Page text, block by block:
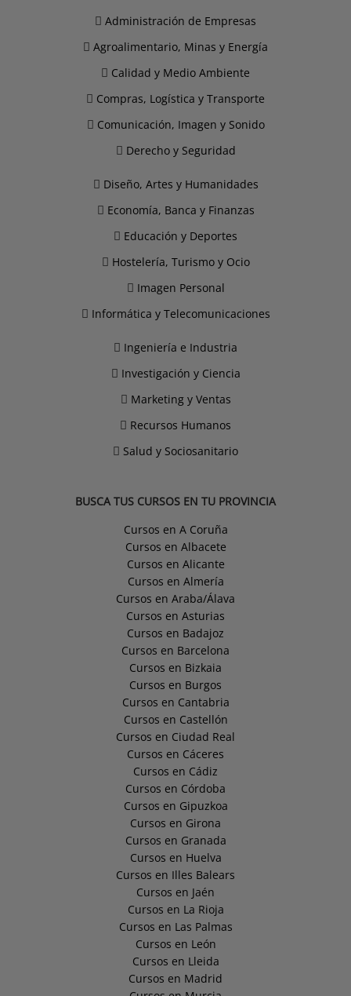
Administración de Empresas
Agroalimentario, Minas y Energía
Calidad y Medio Ambiente
Compras, Logística y Transporte
Comunicación, Imagen y Sonido
Derecho y Seguridad
Diseño, Artes y Humanidades
Economía, Banca y Finanzas
Educación y Deportes
Hostelería, Turismo y Ocio
Imagen Personal
Informática y Telecomunicaciones
Ingeniería e Industria
Investigación y Ciencia
Marketing y Ventas
Recursos Humanos
Salud y Sociosanitario
BUSCA TUS CURSOS EN TU PROVINCIA
Cursos en A Coruña
Cursos en Albacete
Cursos en Alicante
Cursos en Almería
Cursos en Araba/Álava
Cursos en Asturias
Cursos en Badajoz
Cursos en Barcelona
Cursos en Bizkaia
Cursos en Burgos
Cursos en Cantabria
Cursos en Castellón
Cursos en Ciudad Real
Cursos en Cáceres
Cursos en Cádiz
Cursos en Córdoba
Cursos en Gipuzkoa
Cursos en Girona
Cursos en Granada
Cursos en Huelva
Cursos en Illes Balears
Cursos en Jaén
Cursos en La Rioja
Cursos en Las Palmas
Cursos en León
Cursos en Lleida
Cursos en Madrid